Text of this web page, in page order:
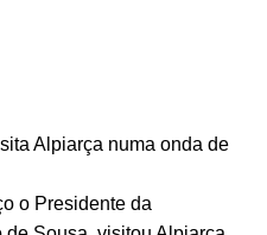
Alpiarça numa onda de
o Presidente da